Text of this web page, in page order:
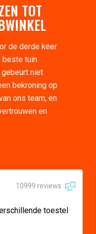
TOT
de derde keer
beste tuin
niet
bekroning op
ons team, en
en
10999 reviews
toestel